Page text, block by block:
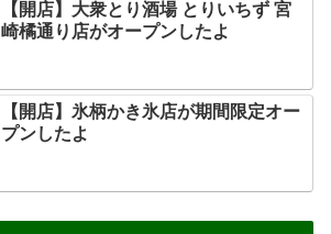
【開店】大衆とり酒場 とりいちず 宮
崎橘通り店がオープンしたよ
【開店】氷柄かき氷店が期間限定オー
プンしたよ